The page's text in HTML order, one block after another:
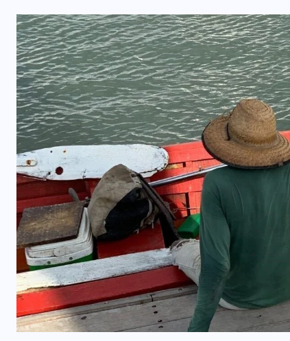
EDITORIAL DO DIA
Mercado clandestino de canetas
emagrecedoras cresce mais de
300% no Maranhão
6 DE AGOSTO, 2026